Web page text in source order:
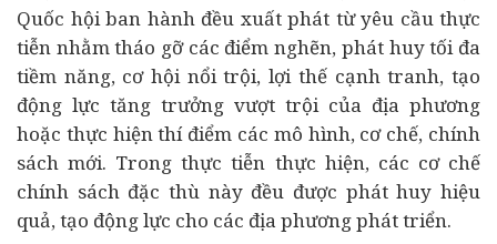
Quốc hội ban hành đều xuất phát từ yêu cầu thực
tiễn nhằm tháo gỡ các điểm nghẽn, phát huy tối đa
tiềm năng, cơ hội nổi trội, lợi thế cạnh tranh, tạo
động lực tăng trưởng vượt trội của địa phương
hoặc thực hiện thí điểm các mô hình, cơ chế, chính
sách mới. Trong thực tiễn thực hiện, các cơ chế
chính sách đặc thù này đều được phát huy hiệu
quả, tạo động lực cho các địa phương phát triển.